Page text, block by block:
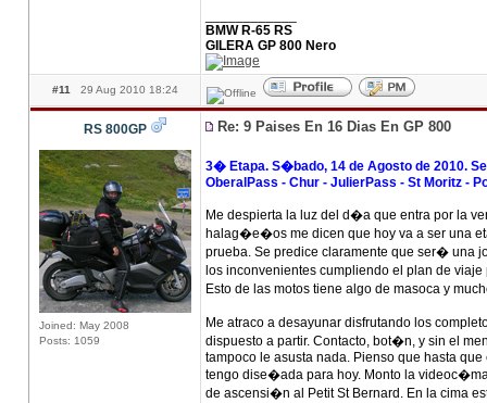
BMW R-65 RS
GILERA GP 800 Nero
#11 29 Aug 2010 18:24
RS 800GP
Joined: May 2008
Posts: 1059
Re: 9 Paises En 16 Dias En GP 800
3� Etapa. S�bado, 14 de Agosto de 2010.
OberalPass - Chur - JulierPass - St Moritz -
Me despierta la luz del d�a que entra por la
halag�e�os me dicen que hoy va a ser una
prueba. Se predice claramente que ser� una
los inconvenientes cumpliendo el plan de
Esto de las motos tiene algo de masoca y
Me atraco a desayunar disfrutando los
dispuesto a partir. Contacto, bot�n, y sin el
tampoco le asusta nada. Pienso que hasta
tengo dise�ada para hoy. Monto la
de ascensi�n al Petit St Bernard. En la cima